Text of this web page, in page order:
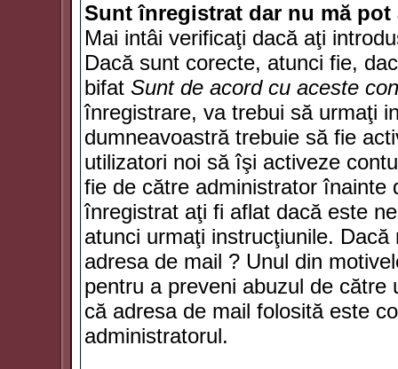
Sunt înregistrat dar nu mă
Mai intâi verificaţi dacă aţi
Dacă sunt corecte, atunci fie,
bifat Sunt de acord cu aceste
înregistrare, va trebui să urmaţi
dumneavoastră trebuie să fie
utilizatori noi să îşi activeze
fie de către administrator înainte
înregistrat aţi fi aflat dacă este
atunci urmaţi instrucţiunile.
adresa de mail ? Unul din
pentru a preveni abuzul de către
că adresa de mail folosită este
administratorul.